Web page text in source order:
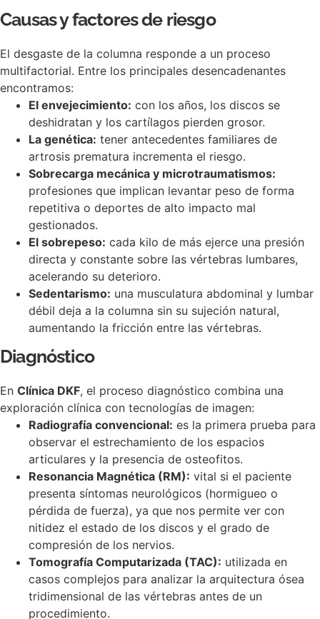
Causas y factores de riesgo
El desgaste de la columna responde a un proceso
multifactorial. Entre los principales desencadenantes
encontramos:
El envejecimiento: con los años, los discos se
deshidratan y los cartílagos pierden grosor.
La genética: tener antecedentes familiares de
artrosis prematura incrementa el riesgo.
Sobrecarga mecánica y microtraumatismos:
profesiones que implican levantar peso de forma
repetitiva o deportes de alto impacto mal
gestionados.
El sobrepeso: cada kilo de más ejerce una presión
directa y constante sobre las vértebras lumbares,
acelerando su deterioro.
Sedentarismo: una musculatura abdominal y lumbar
débil deja a la columna sin su sujeción natural,
aumentando la fricción entre las vértebras.
Diagnóstico
En Clínica DKF, el proceso diagnóstico combina una
exploración clínica con tecnologías de imagen:
Radiografía convencional: es la primera prueba para
observar el estrechamiento de los espacios
articulares y la presencia de osteofitos.
Resonancia Magnética (RM): vital si el paciente
presenta síntomas neurológicos (hormigueo o
pérdida de fuerza), ya que nos permite ver con
nitidez el estado de los discos y el grado de
compresión de los nervios.
Tomografía Computarizada (TAC): utilizada en
casos complejos para analizar la arquitectura ósea
tridimensional de las vértebras antes de un
procedimiento.